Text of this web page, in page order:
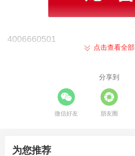
4006660501
更多项目优惠邱经理
点击查看全部
分享到
微信好友 朋友圈
为您推荐